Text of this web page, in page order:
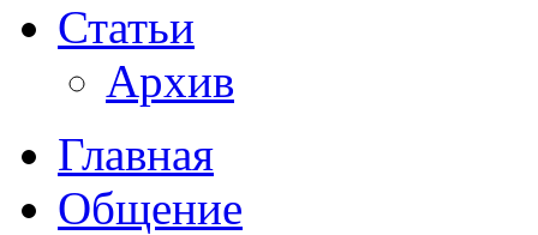
Статьи
Архив
Главная
Общение